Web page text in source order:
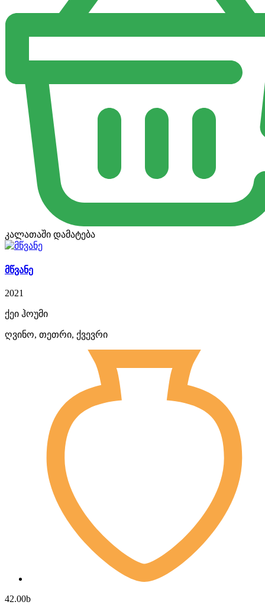
კალათაში დამატება
მწვანე
2021
ქეი ჰოუმი
ღვინო, თეთრი, ქვევრი
42.00b